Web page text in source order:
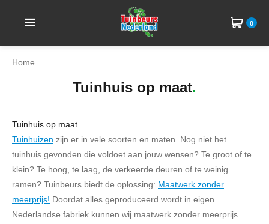
0
Home
Tuinhuis op maat
Tuinhuis op maat
Tuinhuizen zijn er in vele soorten en maten. Nog niet het
tuinhuis gevonden die voldoet aan jouw wensen? Te groot of te
klein? Te hoog, te laag, de verkeerde deuren of te weinig
ramen? Tuinbeurs biedt de oplossing: Maatwerk zonder
meerprijs! Doordat alles geproduceerd wordt in eigen
Nederlandse fabriek kunnen wij maatwerk zonder meerprijs